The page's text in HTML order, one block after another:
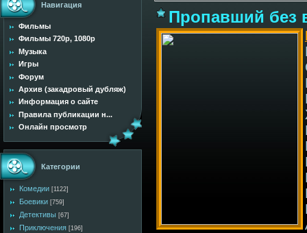
Навигация
Фильмы
Фильмы 720p, 1080p
Музыка
Игры
Форум
Архив (закадровый дубляж)
Информация о сайте
Правила публикации н...
Онлайн просмотр
Категории
Комедии [1122]
Боевики [759]
Детективы [67]
Приключения [196]
Пропавший без